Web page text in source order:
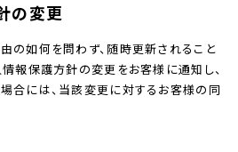
の変更
の如何を問わず、随時更新されること
情報保護方針の変更をお客様に通知し、
合には、当該変更に対するお客様の同